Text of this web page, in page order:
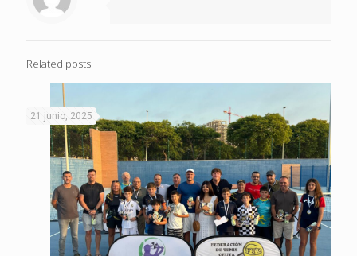
Related posts
21 junio, 2025